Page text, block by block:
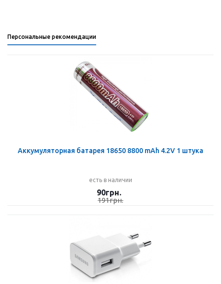
Персональные рекомендации
Аккумуляторная батарея 18650 8800 mAh 4.2V 1 штука
есть в наличии
90грн.
191грн.